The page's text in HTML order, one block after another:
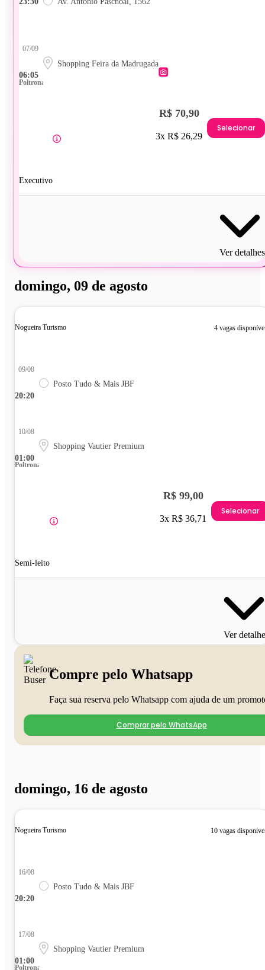
06:05
07/09
Shopping Feira da Madrugada
Poltrona
Executivo
R$ 70,90
3x R$ 26,29
Selecionar
Ver detalhes
domingo, 09 de agosto
Nogueira Turismo 4 vagas
20:20
09/08
Posto Tudo & Mais JBF
01:00
10/08
Shopping Vautier Premium
Poltrona
Semi-leito
R$ 99,00
3x R$ 36,71
Selecionar
Ver
Compre pelo Whatsapp
Faça sua reserva pelo Whatsapp com ajuda de um
Comprar pelo WhatsApp
domingo, 16 de agosto
Nogueira Turismo 10 vagas
20:20
16/08
Posto Tudo & Mais JBF
01:00
17/08
Shopping Vautier Premium
Poltrona